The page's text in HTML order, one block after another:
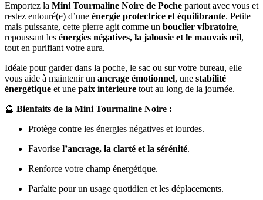
Emportez la Mini Tourmaline Noire de Poche partout avec vous et
restez entouré(e) d’une énergie protectrice et équilibrante. Petite
mais puissante, cette pierre agit comme un bouclier vibratoire,
repoussant les énergies négatives, la jalousie et le mauvais œil,
tout en purifiant votre aura.
Idéale pour garder dans la poche, le sac ou sur votre bureau, elle
vous aide à maintenir un ancrage émotionnel, une stabilité
énergétique et une paix intérieure tout au long de la journée.
🔮 Bienfaits de la Mini Tourmaline Noire :
Protège contre les énergies négatives et lourdes.
Favorise l’ancrage, la clarté et la sérénité.
Renforce votre champ énergétique.
Parfaite pour un usage quotidien et les déplacements.